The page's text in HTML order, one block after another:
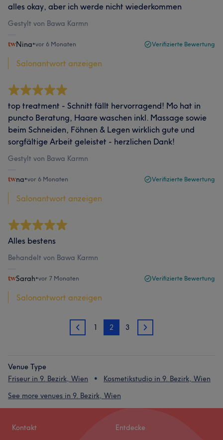
alles okay, aber ich werde nicht wiederkommen
Gestylt von Bawa Karmn
Nina•vor 6 Monaten Verifizierte Bewertung
Salonantwort anzeigen
top treatment - Schnitt fällt hervorragend! Mo hat in
puncto Beratung, Haare waschen inkl. Massage sowie
beim Schneiden, Föhnen & Legen wirklich gute und
sorgfältige Arbeit geleistet - herzlichen Dank!
Gestylt von Bawa Karmn
na•vor 6 Monaten Verifizierte Bewertung
Salonantwort anzeigen
Alles bestens
Behandelt von Bawa Karmn
Sarah•vor 7 Monaten Verifizierte Bewertung
Salonantwort anzeigen
1 1 2 3 3
Venue Type
Friseur in 9. Bezirk, Wien
Kosmetikstudio in 9. Bezirk, Wien
See more venues in 9. Bezirk, Wien
Kontakt Entdecke